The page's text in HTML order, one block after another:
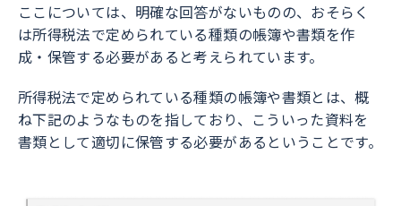
ここについては、明確な回答がないものの、おそらく
は所得税法で定められている種類の帳簿や書類を作
成・保管する必要があると考えられています。
所得税法で定められている種類の帳簿や書類とは、概
ね下記のようなものを指しており、こういった資料を
書類として適切に保管する必要があるということです。